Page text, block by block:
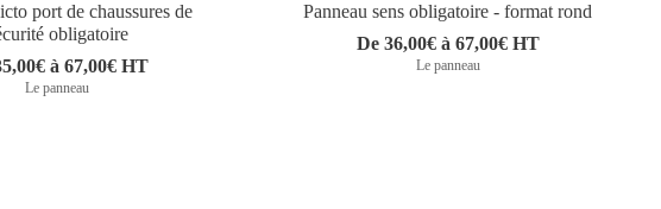
port de chaussures de
obligatoire
à 67,00€ HT
Le panneau
Panneau sens obligatoire - format rond
De 36,00€ à 67,00€ HT
Le panneau